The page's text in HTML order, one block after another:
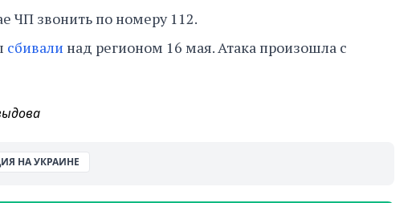
ЧП звонить по номеру 112.
сбивали над регионом 16 мая. Атака произошла с
НА УКРАИНЕ